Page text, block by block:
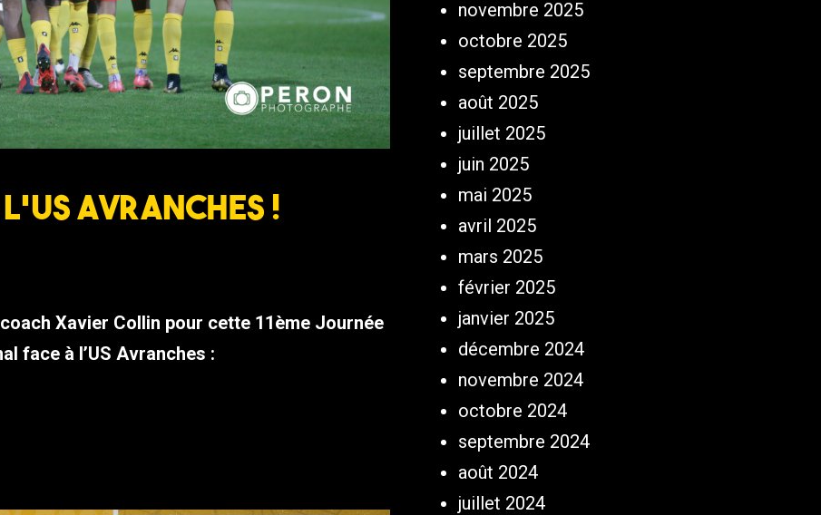
AVRANCHES !
Xavier Collin pour cette 11ème Journée
face à l’US Avranches :
novembre 2025
octobre 2025
septembre 2025
août 2025
juillet 2025
juin 2025
mai 2025
avril 2025
mars 2025
février 2025
janvier 2025
décembre 2024
novembre 2024
octobre 2024
septembre 2024
août 2024
juillet 2024